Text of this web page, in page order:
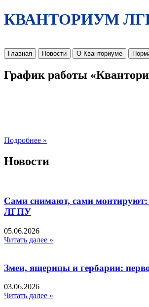
КВАНТОРИУМ
Главная Новости О Кванториуме
График работы
Подробнее »
Новости
Сами снимают, сами монтируют:
ЛГПУ​
05.06.2026
Читать далее »
Змеи, ящерицы и гербарии:
03.06.2026
Читать далее »